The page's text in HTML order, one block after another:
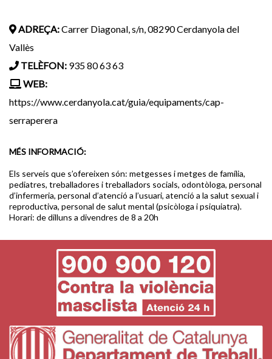
ADREÇA:Carrer Diagonal, s/n, 08290 Cerdanyola del
Vallès
TELÈFON: 935 80 63 63
WEB:
https://www.cerdanyola.cat/guia/equipaments/cap-
serraperera
MÉS INFORMACIÓ:
Els serveis que s’ofereixen són: metgesses i metges de família,
pediatres, treballadores i treballadors socials, odontòloga, personal
d’infermeria, personal d’atenció a l’usuari, atenció a la salut sexual i
reproductiva, personal de salut mental (psicòloga i psiquiatra).
Horari: de dilluns a divendres de 8 a 20h